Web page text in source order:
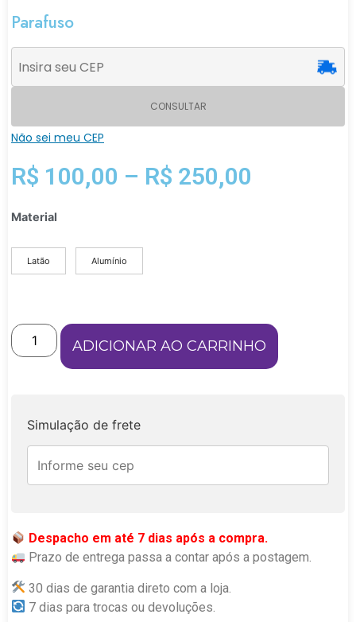
Parafuso
CONSULTAR
Não sei meu CEP
R$ 100,00 – R$ 250,00
Material
Latão Alumínio
ADICIONAR AO CARRINHO
Simulação de frete
Despacho em até 7 dias após a compra.
Prazo de entrega passa a contar após a postagem.
30 dias de garantia direto com a loja.
7 dias para trocas ou devoluções.